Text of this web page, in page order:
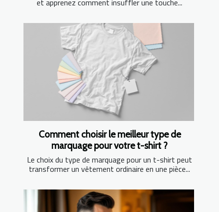
et apprenez comment insuffler une touche...
Comment choisir le meilleur type de
marquage pour votre t-shirt ?
Le choix du type de marquage pour un t-shirt peut
transformer un vêtement ordinaire en une pièce...